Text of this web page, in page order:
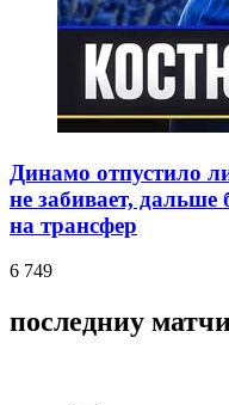
Динамо отпустило
не забивает, дальше
на трансфер
6 749
последниу